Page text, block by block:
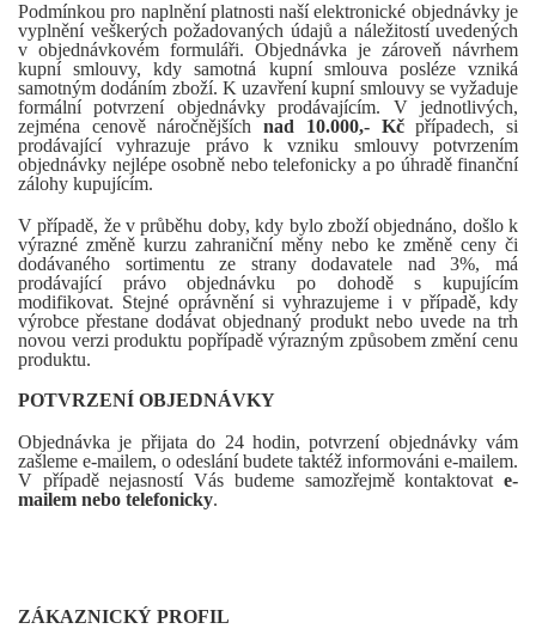
Podmínkou pro naplnění platnosti naší elektronické objednávky je
vyplnění veškerých požadovaných údajů a náležitostí uvedených
v objednávkovém formuláři. Objednávka je zároveň návrhem
kupní smlouvy, kdy samotná kupní smlouva posléze vzniká
samotným dodáním zboží. K uzavření kupní smlouvy se vyžaduje
formální potvrzení objednávky prodávajícím. V jednotlivých,
zejména cenově náročnějšíchnad 10.000,- Kčpřípadech, si
prodávající vyhrazuje právo k vzniku smlouvy potvrzením
objednávky nejlépe osobně nebo telefonicky a po úhradě finanční
zálohy kupujícím.
V případě, že v průběhu doby, kdy bylo zboží objednáno, došlo k
výrazné změně kurzu zahraniční měny nebo ke změně ceny či
dodávaného sortimentu ze strany dodavatele nad 3%, má
prodávající právo objednávku po dohodě s kupujícím
modifikovat. Stejné oprávnění si vyhrazujeme i v případě, kdy
výrobce přestane dodávat objednaný produkt nebo uvede na trh
novou verzi produktu popřípadě výrazným způsobem změní cenu
produktu.
POTVRZENÍ OBJEDNÁVKY
Objednávka je přijata do 24 hodin, potvrzení objednávky vám
zašleme e-mailem, o odeslání budete taktéž informováni e-mailem.
V případě nejasností Vás budeme samozřejmě kontaktovat e-
mailem nebo telefonicky.
ZÁKAZNICKÝ PROFIL